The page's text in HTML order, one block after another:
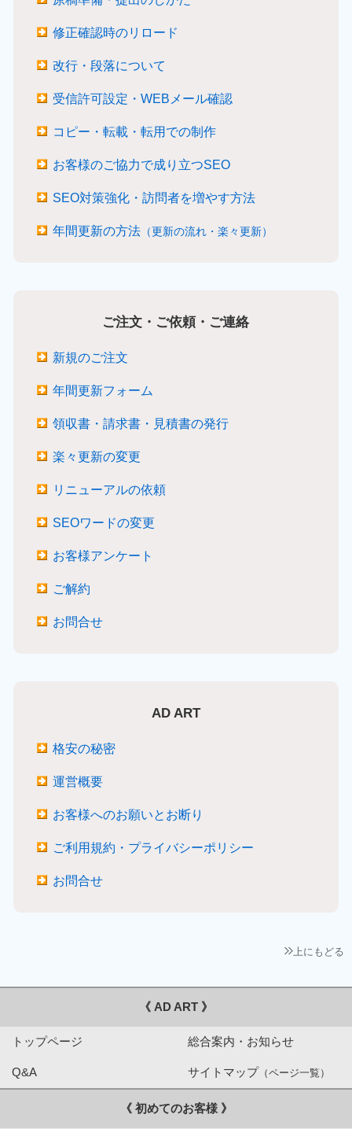
修正確認時のリロード
改行・段落について
受信許可設定・WEBメール確認
コピー・転載・転用での制作
お客様のご協力で成り立つSEO
SEO対策強化・訪問者を増やす方法
年間更新の方法（更新の流れ・楽々更新）
ご注文・ご依頼・ご連絡
新規のご注文
年間更新フォーム
領収書・請求書・見積書の発行
楽々更新の変更
リニューアルの依頼
SEOワードの変更
お客様アンケート
ご解約
お問合せ
AD ART
格安の秘密
運営概要
お客様へのお願いとお断り
ご利用規約・プライバシーポリシー
お問合せ
上にもどる
《 AD ART 》
トップページ 総合案内・お知らせ
Q&A サイトマップ （ページ一覧）
《 初めてのお客様 》